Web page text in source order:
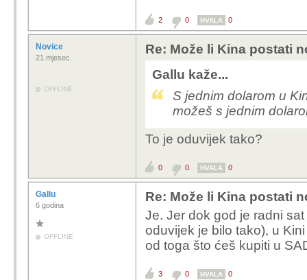
2 0 HVALA 0
Novice
21 mjesec
OFFLINE
Re: Može li Kina postati
Gallu kaže...
S jednim dolarom u
možeš s jednim
To je oduvijek tako?
0 0 HVALA 0
Gallu
6 godina
OFFLINE
Re: Može li Kina postati
Je. Jer dok god je radni
oduvijek je bilo tako), u
od toga što ćeš kupiti u
3 0 HVALA 0